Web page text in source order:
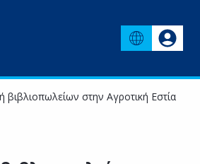
βιβλιοπωλείων στην Αγροτική Εστία